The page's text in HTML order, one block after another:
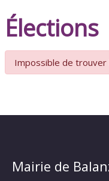
Élections
Impossible de trouver
Mairie de